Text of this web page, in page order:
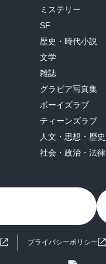
ミステリー
SF
歴史・時代小説
文学
雑誌
グラビア写真集
ボーイズラブ
ティーンズラブ
人文・思想・歴史
社会・政治・法律
プライバシーポリシー